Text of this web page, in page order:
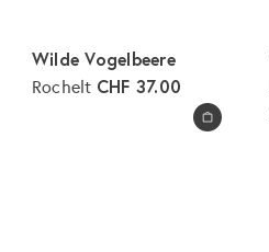
In den Warenkorb legen
Wilde Vogelbeere
Rochelt CHF 37.00